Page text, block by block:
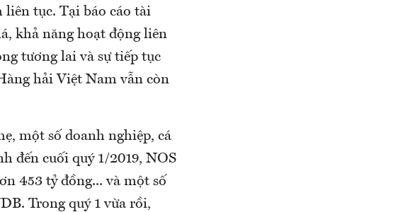
tục. Tại báo cáo tài
khả năng hoạt động liên
tương lai và sự tiếp tục
hải Việt Nam vẫn còn
một số doanh nghiệp, cá
đến cuối quý 1/2019, NOS
453 tỷ đồng... và một số
Trong quý 1 vừa rồi,